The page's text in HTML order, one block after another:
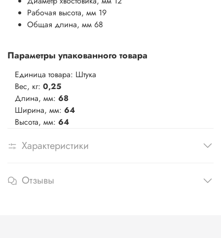
Рабочая высота, мм 19
Общая длина, мм 68
Параметры упакованного товара
Единица товара: Штука
Вес, кг: 0,25
Длина, мм: 68
Ширина, мм: 64
Высота, мм: 64
Характеристики
Отзывы